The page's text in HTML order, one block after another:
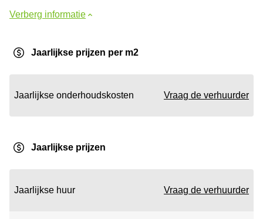
Verberg informatie
Jaarlijkse prijzen per m2
Jaarlijkse onderhoudskosten Vraag de verhuurder
Jaarlijkse prijzen
Jaarlijkse huur Vraag de verhuurder